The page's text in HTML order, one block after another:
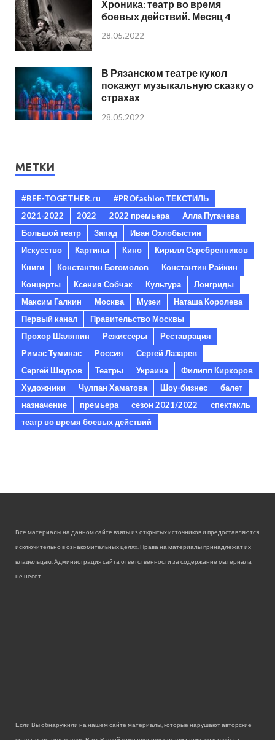
Хроника: театр во время
боевых действий. Месяц 4
28.05.2022
В Рязанском театре кукол
покажут музыкальную сказку о
страхах
28.05.2022
МЕТКИ
#BEE-TOGETHER.ru
#PROfashion ТЕКСТИЛЬ
2021-2022
2022 2022 премьера
Алла Пугачева
Большой театр
Запад
Иван Охлобыстин
Искусство
Картины Кино
Кирилл Серебренников
Книги
Константин Богомолов
Константин Райкин
Концерты
Ксения Собчак Культура
Лонгриды
Максим Галкин
Москва Музеи
Наташа Королева
Первый канал
Правительство Москвы
Прохор Шаляпин
Режиссеры
Реставрация
Римас Туминас
Россия
Сергей Лазарев
Сергей Шнуров
Театры Украина
Филипп Киркоров
Художники
Чулпан Хаматова Шоу-бизнес
балет
назначение
премьера сезон 2021/2022
спектакль
театр во время боевых действий
Все материалы на данном сайте взяты из открытых источников и предоставляются
исключительно в ознакомительных целях. Права на материалы принадлежат их
владельцам. Администрация сайта ответственности за содержание материала
не несет.
Если Вы обнаружили на нашем сайте материалы, которые нарушают авторские